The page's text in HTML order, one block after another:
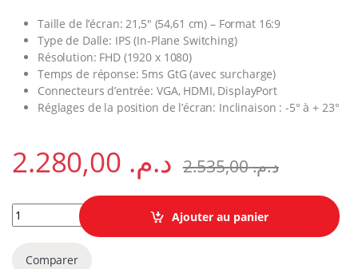
Taille de l’écran: 21,5″ (54,61 cm) – Format 16:9
Type de Dalle: IPS (In-Plane Switching)
Résolution: FHD (1920 x 1080)
Temps de réponse: 5ms GtG (avec surcharge)
Connecteurs d’entrée: VGA, HDMI, DisplayPort
Réglages de la position de l’écran: Inclinaison : -5° à + 23°
د.م. د.م.2.535,00
Écran 21,5" Full HD HP P22 G4 (1A7E4AS) quantity
Ajouter au panier
Comparer